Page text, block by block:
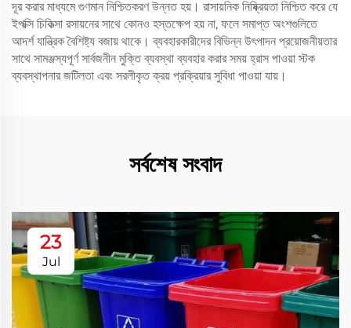
দূর করার মাধ্যমে গুণমান নিশ্চিতকরণ উন্নত হয়। রাসায়নিক নিষ্ক্রিয়তা নিশ্চিত করে যে
ইপক্সি চিকিত্সা রসায়নের সাথে কোনও হস্তক্ষেপ হয় না, ফলে সমাপ্ত অংশগুলিতে
আদর্শ যান্ত্রিক বৈশিষ্ট্য বজায় থাকে। ব্যবহারকারীদের বিভিন্ন উৎপাদন প্রয়োজনীয়তার
সাথে সামঞ্জস্যপূর্ণ সার্বজনীন মুক্তি ব্যবস্থা ব্যবহার করার সময় হ্রাস পাওয়া স্টক
ব্যবস্থাপনার জটিলতা এবং সরলীকৃত ক্রয় প্রক্রিয়ার সুবিধা পাওয়া যায়।
সর্বশেষ সংবাদ
23
Jul